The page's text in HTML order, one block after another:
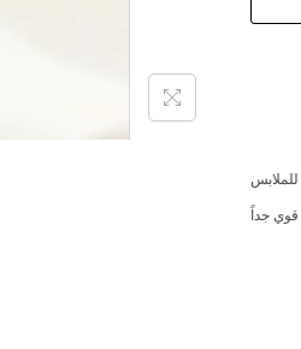
للملابس
قوي جداً